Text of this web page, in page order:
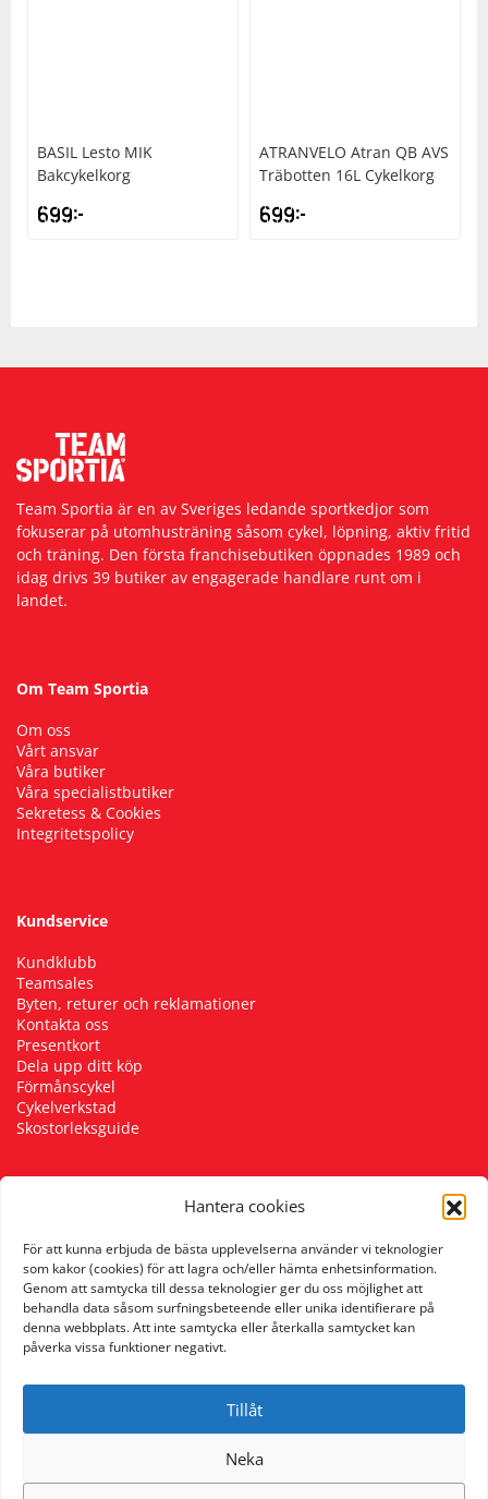
Hantera cookies
För att kunna erbjuda de bästa upplevelserna använder vi teknologier
som kakor (cookies) för att lagra och/eller hämta enhetsinformation.
Genom att samtycka till dessa teknologier ger du oss möjlighet att
behandla data såsom surfningsbeteende eller unika identifierare på
denna webbplats. Att inte samtycka eller återkalla samtycket kan
påverka vissa funktioner negativt.
Tillåt
Neka
BASIL Lesto MIK
Bakcykelkorg
699kr
ATRANVELO Atran QB AVS
Träbotten 16L Cykelkorg
699kr
Team Sportia är en av Sveriges ledande sportkedjor som
fokuserar på utomhusträning såsom cykel, löpning, aktiv fritid
och träning. Den första franchisebutiken öppnades 1989 och
idag drivs 39 butiker av engagerade handlare runt om i
landet.
Om Team Sportia
Om oss
Vårt ansvar
Våra butiker
Våra specialistbutiker
Sekretess & Cookies
Integritetspolicy
Kundservice
Kundklubb
Teamsales
Byten, returer och reklamationer
Kontakta oss
Presentkort
Dela upp ditt köp
Förmånscykel
Cykelverkstad
Skostorleksguide